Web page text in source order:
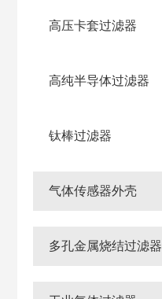
高压卡套过滤器
高纯半导体过滤器
钛棒过滤器
气体传感器外壳
多孔金属烧结过滤器